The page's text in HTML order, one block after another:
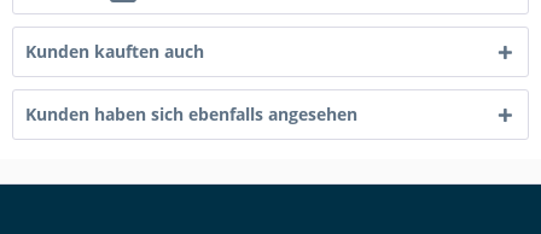
Kunden kauften auch
Kunden haben sich ebenfalls angesehen